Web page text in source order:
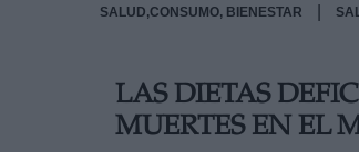
SALUD,CONSUMO, BIENESTAR
LAS DIETAS
MUERTES EN EL
Destinatarios:
link
Información adicional
link